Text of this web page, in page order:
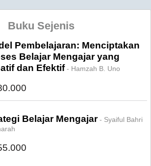
Buku Sejenis
Pembelajaran: Menciptakan
Belajar Mengajar yang
dan Efektif- Hamzah B. Uno
Belajar Mengajar- Syaiful Bahri